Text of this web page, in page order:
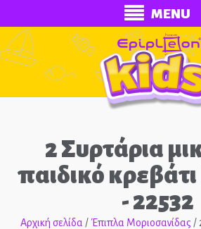
MENU
ECONOMY
2 Συρτάρια
παιδικό
- 22532
Αρχική σελίδα /Έπιπλα Μοριοσανίδας /